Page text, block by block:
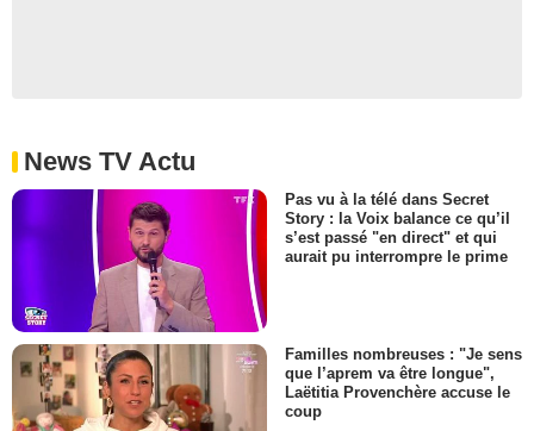
News TV Actu
Pas vu à la télé dans Secret
Story : la Voix balance ce qu’il
s’est passé "en direct" et qui
aurait pu interrompre le prime
Familles nombreuses : "Je sens
que l’aprem va être longue",
Laëtitia Provenchère accuse le
coup